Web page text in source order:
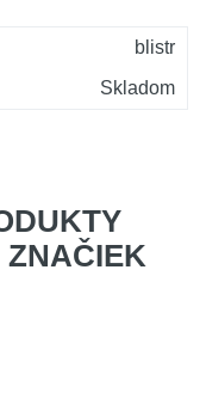
blistr
Skladom
ZNAČIEK